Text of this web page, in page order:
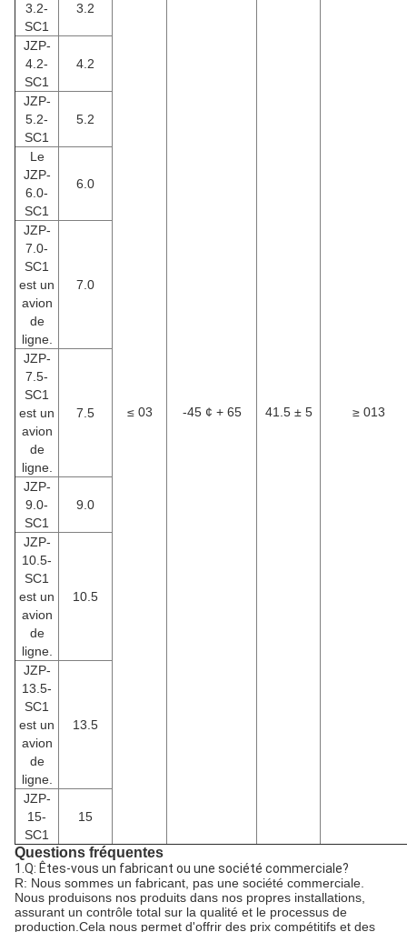
3.2-
SC1
3.2
≤ 03 -45 ¢ + 65 41.5 ± 5 ≥ 013
JZP-
4.2-
SC1
4.2
JZP-
5.2-
SC1
5.2
Le
JZP-
6.0-
SC1
6.0
JZP-
7.0-
SC1
est un
avion
de
ligne.
7.0
JZP-
7.5-
SC1
est un
avion
de
ligne.
7.5
JZP-
9.0-
SC1
9.0
JZP-
10.5-
SC1
est un
avion
de
ligne.
10.5
JZP-
13.5-
SC1
est un
avion
de
ligne.
13.5
JZP-
15-
SC1
15
Questions fréquentes
1.Q: Êtes-vous un fabricant ou une société commerciale?
R: Nous sommes un fabricant, pas une société commerciale.
Nous produisons nos produits dans nos propres installations,
assurant un contrôle total sur la qualité et le processus de
production.Cela nous permet d'offrir des prix compétitifs et des